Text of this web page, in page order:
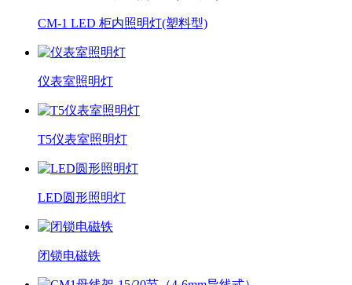
CM-1 LED 柜内照明灯(塑料型)
仪表室照明灯
T5仪表室照明灯
LED圆形照明灯
闭锁电磁铁